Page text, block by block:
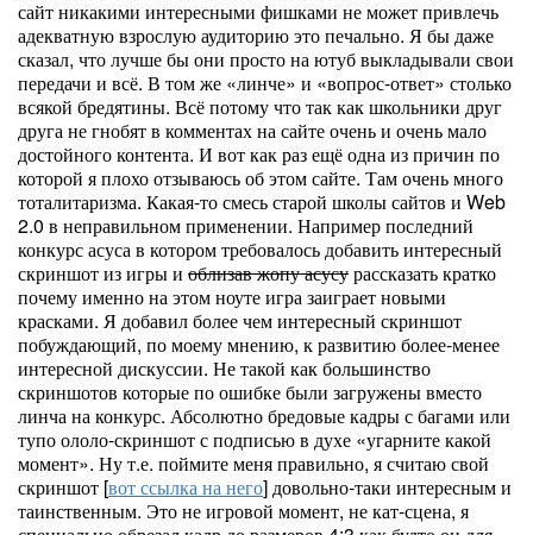
сайт никакими интересными фишками не может привлечь
адекватную взрослую аудиторию это печально. Я бы даже
сказал, что лучше бы они просто на ютуб выкладывали свои
передачи и всё. В том же «линче» и «вопрос-ответ» столько
всякой бредятины. Всё потому что так как школьники друг
друга не гнобят в комментах на сайте очень и очень мало
достойного контента. И вот как раз ещё одна из причин по
которой я плохо отзываюсь об этом сайте. Там очень много
тоталитаризма. Какая-то смесь старой школы сайтов и Web
2.0 в неправильном применении. Например последний
конкурс асуса в котором требовалось добавить интересный
скриншот из игры и облизав жопу асусурассказать кратко
почему именно на этом ноуте игра заиграет новыми
красками. Я добавил более чем интересный скриншот
побуждающий, по моему мнению, к развитию более-менее
интересной дискуссии. Не такой как большинство
скриншотов которые по ошибке были загружены вместо
линча на конкурс. Абсолютно бредовые кадры с багами или
тупо ололо-скриншот с подписью в духе «угарните какой
момент». Ну т.е. поймите меня правильно, я считаю свой
скриншот [вот ссылка на него] довольно-таки интересным и
таинственным. Это не игровой момент, не кат-сцена, я